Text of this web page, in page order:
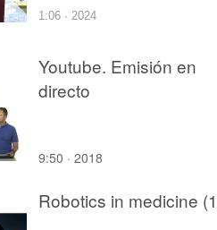
1:06 · 2024
Youtube. Emisión en
directo
9:50 · 2018
Robotics in medicine